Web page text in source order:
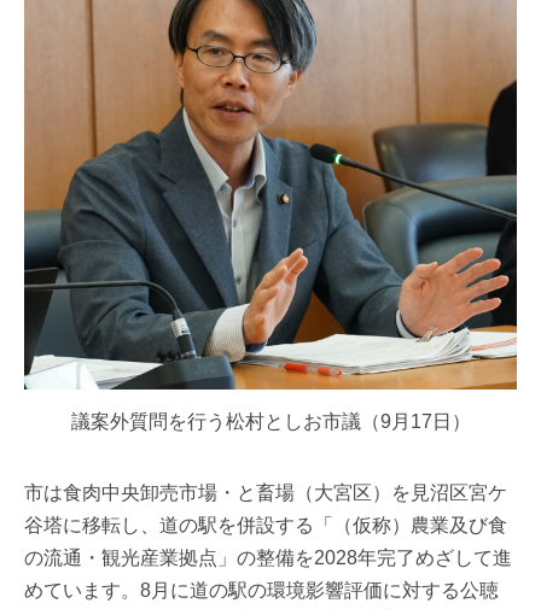
議案外質問を行う松村としお市議（9月17日）
市は食肉中央卸売市場・と畜場（大宮区）を見沼区宮ケ
谷塔に移転し、道の駅を併設する「（仮称）農業及び食
の流通・観光産業拠点」の整備を2028年完了めざして進
めています。8月に道の駅の環境影響評価に対する公聴